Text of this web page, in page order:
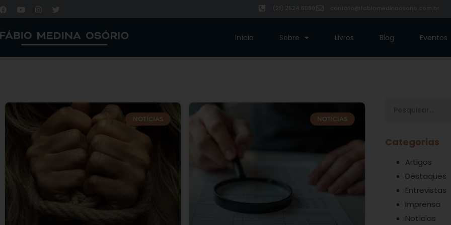
(21) 2524.6080 contato@fabiomedinaosorio.com.br
Início Sobre Livros Blog Eventos
NOTÍCIAS NOTÍCIAS
Categorias
Artigos
Destaques
Entrevistas
Imprensa
Notícias